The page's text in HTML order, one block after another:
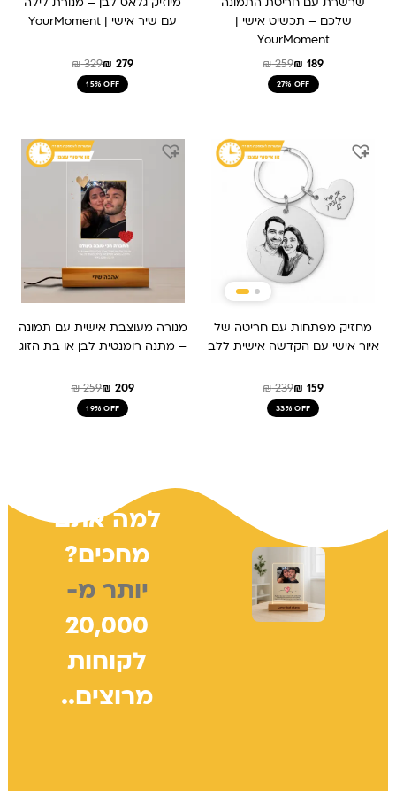
שלכם – תכשיט אישי |
YourMoment
₪259₪ 189
27% OFF
עם שיר אישי | YourMoment
₪329₪ 279
15% OFF
מחזיק מפתחות עם חריטה של
איור אישי עם הקדשה אישית ללב
₪239
המקורי
היה:
₪ 239.
₪ 159
הנוכחי
הוא:
₪ 159.
33% OFF
מנורה מעוצבת אישית עם תמונה
– מתנה רומנטית לבן או בת הזוג
₪259
המחיר
₪ 209
המחיר
19% OFF
למה אתם
מחכים?
יותר מ-
20,000
לקוחות
מרוצים..